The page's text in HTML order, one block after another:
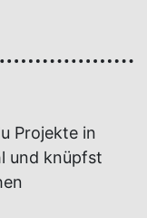
Projekte in
und knüpfst